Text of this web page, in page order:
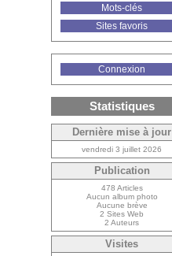
Mots-clés
Sites favoris
Connexion
Statistiques
Dernière mise à jour
vendredi 3 juillet 2026
Publication
478 Articles
Aucun album photo
Aucune brève
2 Sites Web
2 Auteurs
Visites